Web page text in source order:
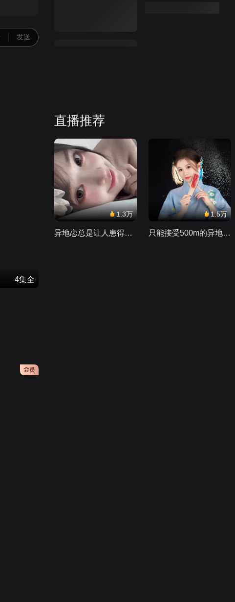
发送
4集全
直播推荐
1.3万
异地恋总是让人患得患失。。。
1.5万
只能接受500m的异地恋，电动车没电了......